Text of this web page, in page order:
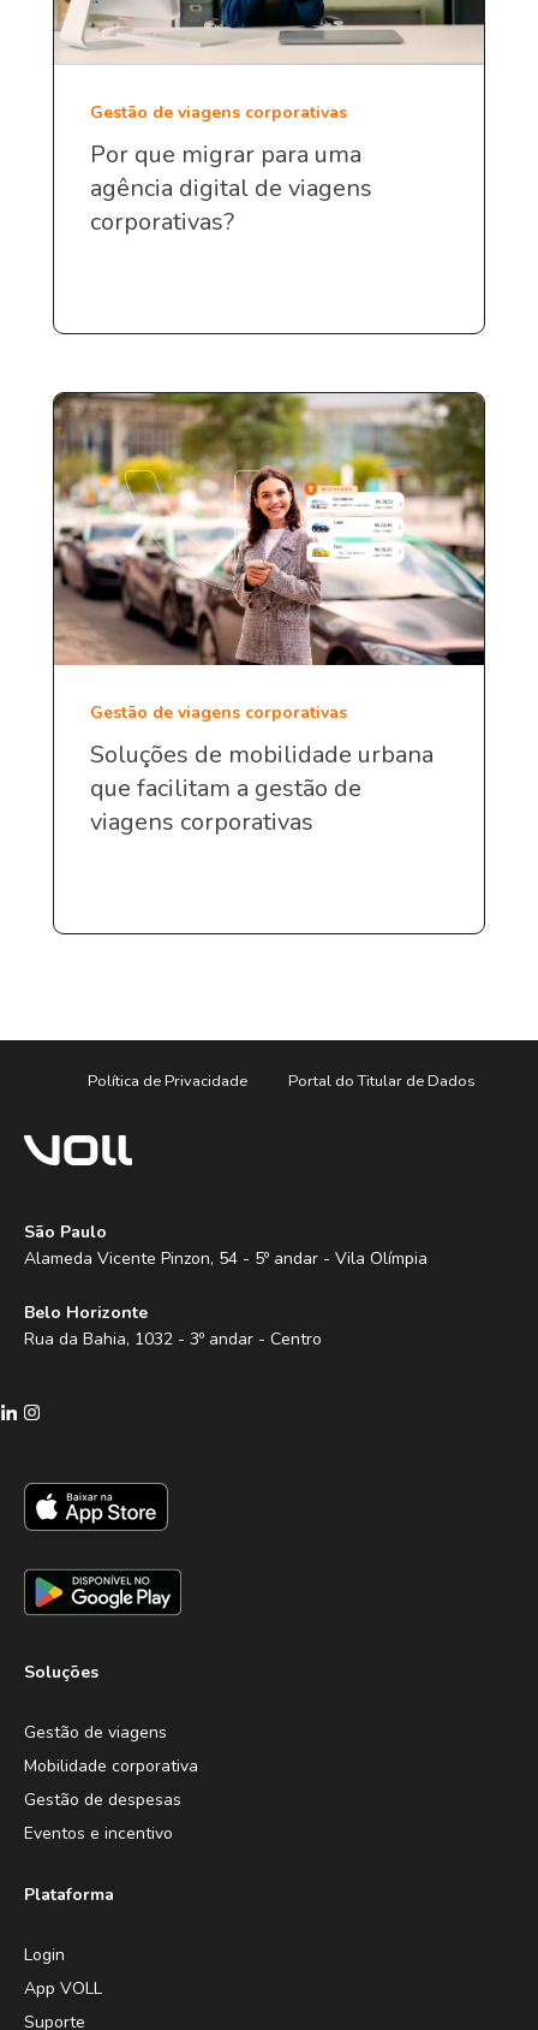
Gestão de viagens corporativas
Por que migrar para uma
agência digital de viagens
corporativas?
Gestão de viagens corporativas
Soluções de mobilidade urbana
que facilitam a gestão de
viagens corporativas
Política de Privacidade Portal do Titular de Dados
São Paulo
Alameda Vicente Pinzon, 54 - 5º andar - Vila Olímpia
Belo Horizonte
Rua da Bahia, 1032 - 3º andar - Centro
Soluções
Gestão de viagens
Mobilidade corporativa
Gestão de despesas
Eventos e incentivo
Plataforma
Login
App VOLL
Suporte